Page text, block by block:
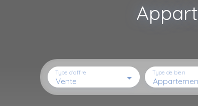
Vente
Type d'offre Type de bien